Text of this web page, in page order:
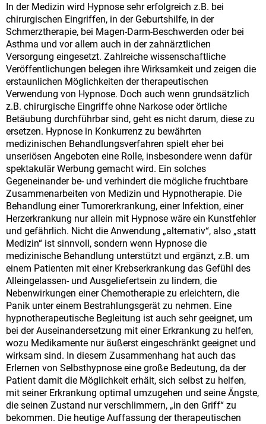
In der Medizin wird Hypnose sehr erfolgreich z.B. bei
chirurgischen Eingriffen, in der Geburtshilfe, in der
Schmerztherapie, bei Magen-Darm-Beschwerden oder bei
Asthma und vor allem auch in der zahnärztlichen
Versorgung eingesetzt. Zahlreiche wissenschaftliche
Veröffentlichungen belegen ihre Wirksamkeit und zeigen die
erstaunlichen Möglichkeiten der therapeutischen
Verwendung von Hypnose. Doch auch wenn grundsätzlich
z.B. chirurgische Eingriffe ohne Narkose oder örtliche
Betäubung durchführbar sind, geht es nicht darum, diese zu
ersetzen. Hypnose in Konkurrenz zu bewährten
medizinischen Behandlungsverfahren spielt eher bei
unseriösen Angeboten eine Rolle, insbesondere wenn dafür
spektakulär Werbung gemacht wird. Ein solches
Gegeneinander be- und verhindert die mögliche fruchtbare
Zusammenarbeiten von Medizin und Hypnotherapie. Die
Behandlung einer Tumorerkrankung, einer Infektion, einer
Herzerkrankung nur allein mit Hypnose wäre ein Kunstfehler
und gefährlich. Nicht die Anwendung „alternativ“, also „statt
Medizin“ ist sinnvoll, sondern wenn Hypnose die
medizinische Behandlung unterstützt und ergänzt, z.B. um
einem Patienten mit einer Krebserkrankung das Gefühl des
Alleingelassen- und Ausgeliefertsein zu lindern, die
Nebenwirkungen einer Chemotherapie zu erleichtern, die
Panik unter einem Bestrahlungsgerät zu nehmen. Eine
hypnotherapeutische Begleitung ist auch sehr geeignet, um
bei der Auseinandersetzung mit einer Erkrankung zu helfen,
wozu Medikamente nur äußerst eingeschränkt geeignet und
wirksam sind. In diesem Zusammenhang hat auch das
Erlernen von Selbsthypnose eine große Bedeutung, da der
Patient damit die Möglichkeit erhält, sich selbst zu helfen,
mit seiner Erkrankung optimal umzugehen und seine Ängste,
die seinen Zustand nur verschlimmern, „in den Griff“ zu
bekommen. Die heutige Auffassung der therapeutischen